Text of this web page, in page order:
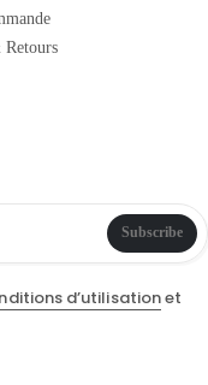
Subscribe
d’utilisationet